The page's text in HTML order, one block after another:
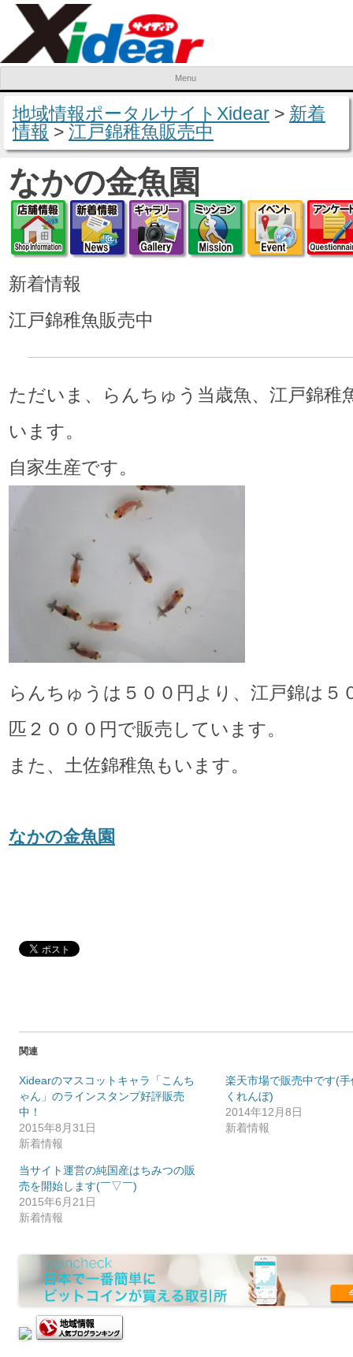
Menu
Skip to content
地域情報ポータルサイトXidear > 新着
情報 > 江戸錦稚魚販売中
なかの金魚園
店舗情報新着情報ギャラリーミッション
イベ
新着情報
江戸錦稚魚販売中
ただいま、らんちゅう当歳魚、江戸錦稚
います。
自家生産です。
らんちゅうは５００円より、江戸錦は５
匹２０００円で販売しています。
また、土佐錦稚魚もいます。
なかの金魚園
関連
Xidearのマスコットキャラ「こんち
ゃん」のラインスタンプ好評販売
中！
2015年8月31日
新着情報
楽天市場で販売中です(
くれんぼ)
2014年12月8日
新着情報
当サイト運営の純国産はちみつの販
売を開始します(￣▽￣)
2015年6月21日
新着情報